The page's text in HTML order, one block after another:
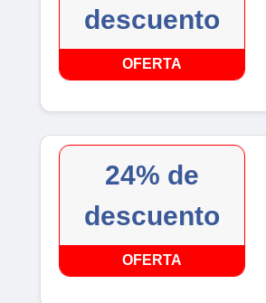
descuento
OFERTA
24% de
descuento
OFERTA